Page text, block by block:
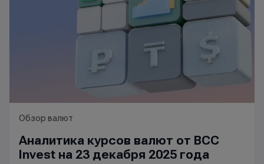
Обзор валют
Аналитика курсов валют от BCC
Invest на 23 декабря 2025 года